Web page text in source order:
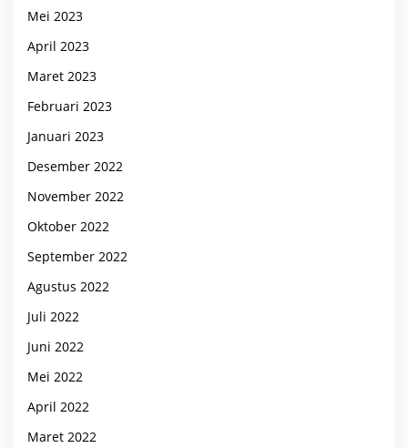
Mei 2023
April 2023
Maret 2023
Februari 2023
Januari 2023
Desember 2022
November 2022
Oktober 2022
September 2022
Agustus 2022
Juli 2022
Juni 2022
Mei 2022
April 2022
Maret 2022